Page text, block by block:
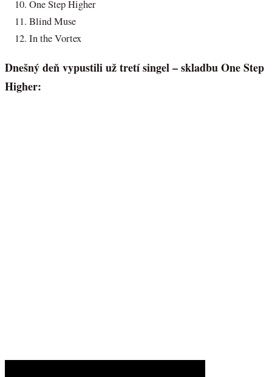
One Step Higher
Blind Muse
In the Vortex
Dnešný deň vypustili už tretí singel – skladbu One Step
Higher: